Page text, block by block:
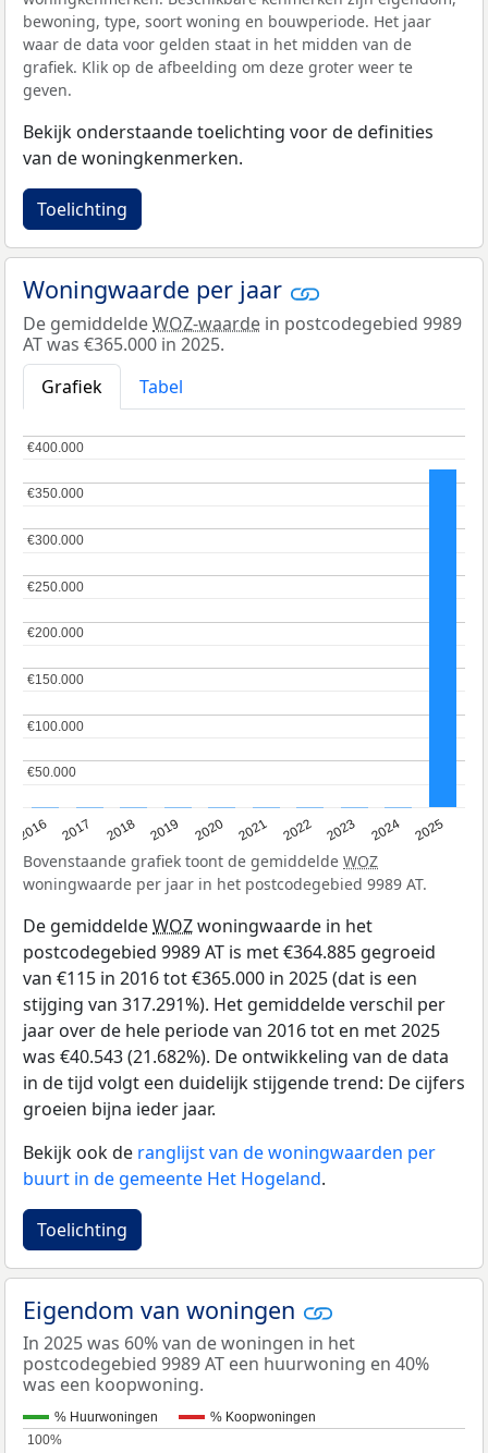
bewoning, type, soort woning en bouwperiode. Het jaar
waar de data voor gelden staat in het midden van de
grafiek. Klik op de afbeelding om deze groter weer te
geven.
Bekijk onderstaande toelichting voor de definities
van de woningkenmerken.
Toelichting
Woningwaarde per jaar
De gemiddeldeWOZ-waarde in postcodegebied 9989
AT was €365.000 in 2025.
Grafiek
Tabel
2016 2017 2018 2019 2020 2021 2022 2023 2024 2025
€50.000
€50.000
€100.000
€100.000
€150.000
€150.000
€200.000
€200.000
€250.000
€250.000
€300.000
€300.000
€350.000
€350.000
€400.000
€400.000
Bovenstaande grafiek toont de gemiddelde WOZ
woningwaarde per jaar in het postcodegebied 9989 AT.
De gemiddeldeWOZwoningwaarde in het
postcodegebied 9989 AT is met €364.885 gegroeid
van €115 in 2016 tot €365.000 in 2025 (dat is een
stijging van 317.291%). Het gemiddelde verschil per
jaar over de hele periode van 2016 tot en met 2025
was €40.543 (21.682%). De ontwikkeling van de data
in de tijd volgt een duidelijk stijgende trend: De cijfers
groeien bijna ieder jaar.
Bekijk ook de ranglijst van de woningwaarden per
buurt in de gemeente Het Hogeland.
Toelichting
Eigendom van woningen
In 2025 was 60% van de woningen in het
postcodegebied 9989 AT een huurwoning en 40%
was een koopwoning.
% Huurwoningen
% Koopwoningen
100%
100%